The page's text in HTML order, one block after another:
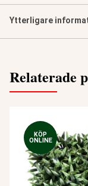
Ytterligare
Relaterade
KÖP
ONLINE